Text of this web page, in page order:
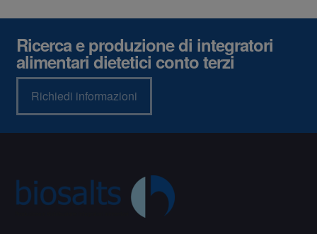
Ricerca e produzione di integratori
alimentari dietetici conto terzi
Richiedi informazioni